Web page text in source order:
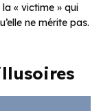
« victime » qui
ne mérite pas.